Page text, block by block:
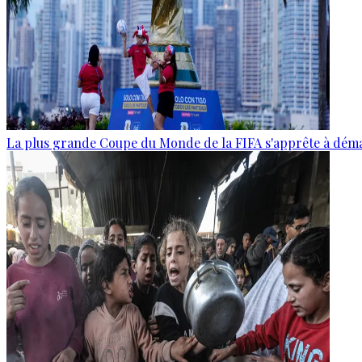
La plus grande Coupe du Monde de la FIFA s'apprête à